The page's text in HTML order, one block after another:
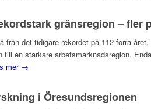
gränsregion – fler
det tidigare rekordet på 112 förra
till en starkare arbetsmarknadsregion.
mer →
i Öresundsregionen